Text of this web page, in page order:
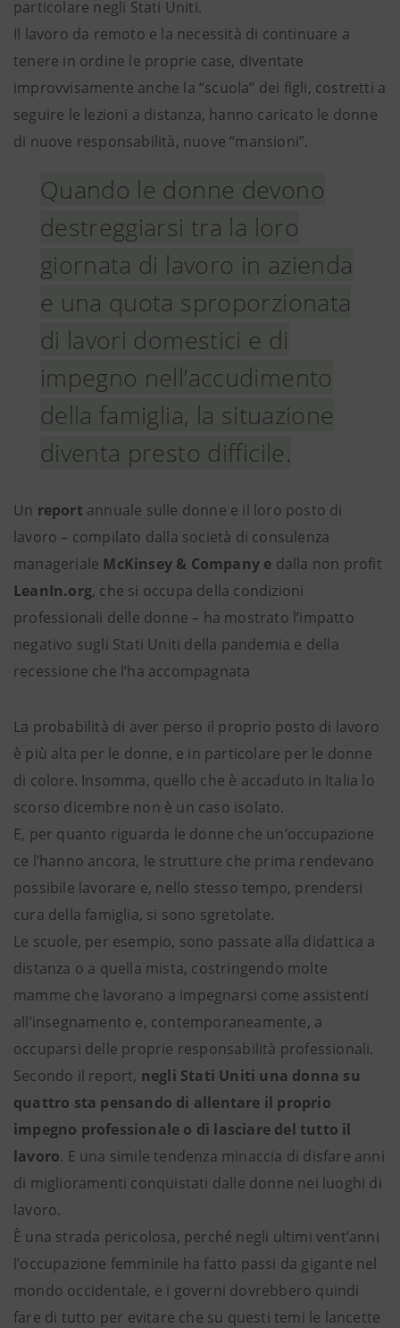
particolare negli Stati Uniti.
Il lavoro da remoto e la necessità di continuare a
tenere in ordine le proprie case, diventate
improvvisamente anche la “scuola” dei figli, costretti a
seguire le lezioni a distanza, hanno caricato le donne
di nuove responsabilità, nuove “mansioni”.
Quando le donne devono
destreggiarsi tra la loro
giornata di lavoro in azienda
e una quota sproporzionata
di lavori domestici e di
impegno nell’accudimento
della famiglia, la situazione
diventa presto difficile.
Un report annuale sulle donne e il loro posto di
lavoro – compilato dalla società di consulenza
manageriale McKinsey & Company e dalla non profit
LeanIn.org, che si occupa della condizioni
professionali delle donne – ha mostrato l’impatto
negativo sugli Stati Uniti della pandemia e della
recessione che l’ha accompagnata
La probabilità di aver perso il proprio posto di lavoro
è più alta per le donne, e in particolare per le donne
di colore. Insomma, quello che è accaduto in Italia lo
scorso dicembre non è un caso isolato.
E, per quanto riguarda le donne che un’occupazione
ce l’hanno ancora, le strutture che prima rendevano
possibile lavorare e, nello stesso tempo, prendersi
cura della famiglia, si sono sgretolate.
Le scuole, per esempio, sono passate alla didattica a
distanza o a quella mista, costringendo molte
mamme che lavorano a impegnarsi come assistenti
all’insegnamento e, contemporaneamente, a
occuparsi delle proprie responsabilità professionali.
Secondo il report, negli Stati Uniti una donna su
quattro sta pensando di allentare il proprio
impegno professionale o di lasciare del tutto il
lavoro. E una simile tendenza minaccia di disfare anni
di miglioramenti conquistati dalle donne nei luoghi di
lavoro.
È una strada pericolosa, perché negli ultimi vent’anni
l’occupazione femminile ha fatto passi da gigante nel
mondo occidentale, e i governi dovrebbero quindi
fare di tutto per evitare che su questi temi le lancette